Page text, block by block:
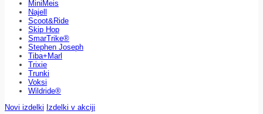
MiniMeis
Najell
Scoot&Ride
Skip Hop
SmarTrike®
Stephen Joseph
Tiba+Marl
Trixie
Trunki
Voksi
Wildride®
Novi izdelki Izdelki v akciji